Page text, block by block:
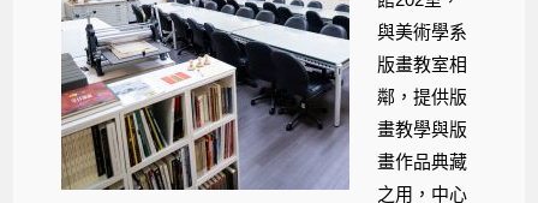
與美術學系
版畫教室相
鄰，提供版
畫教學與版
畫作品典藏
之用，中心